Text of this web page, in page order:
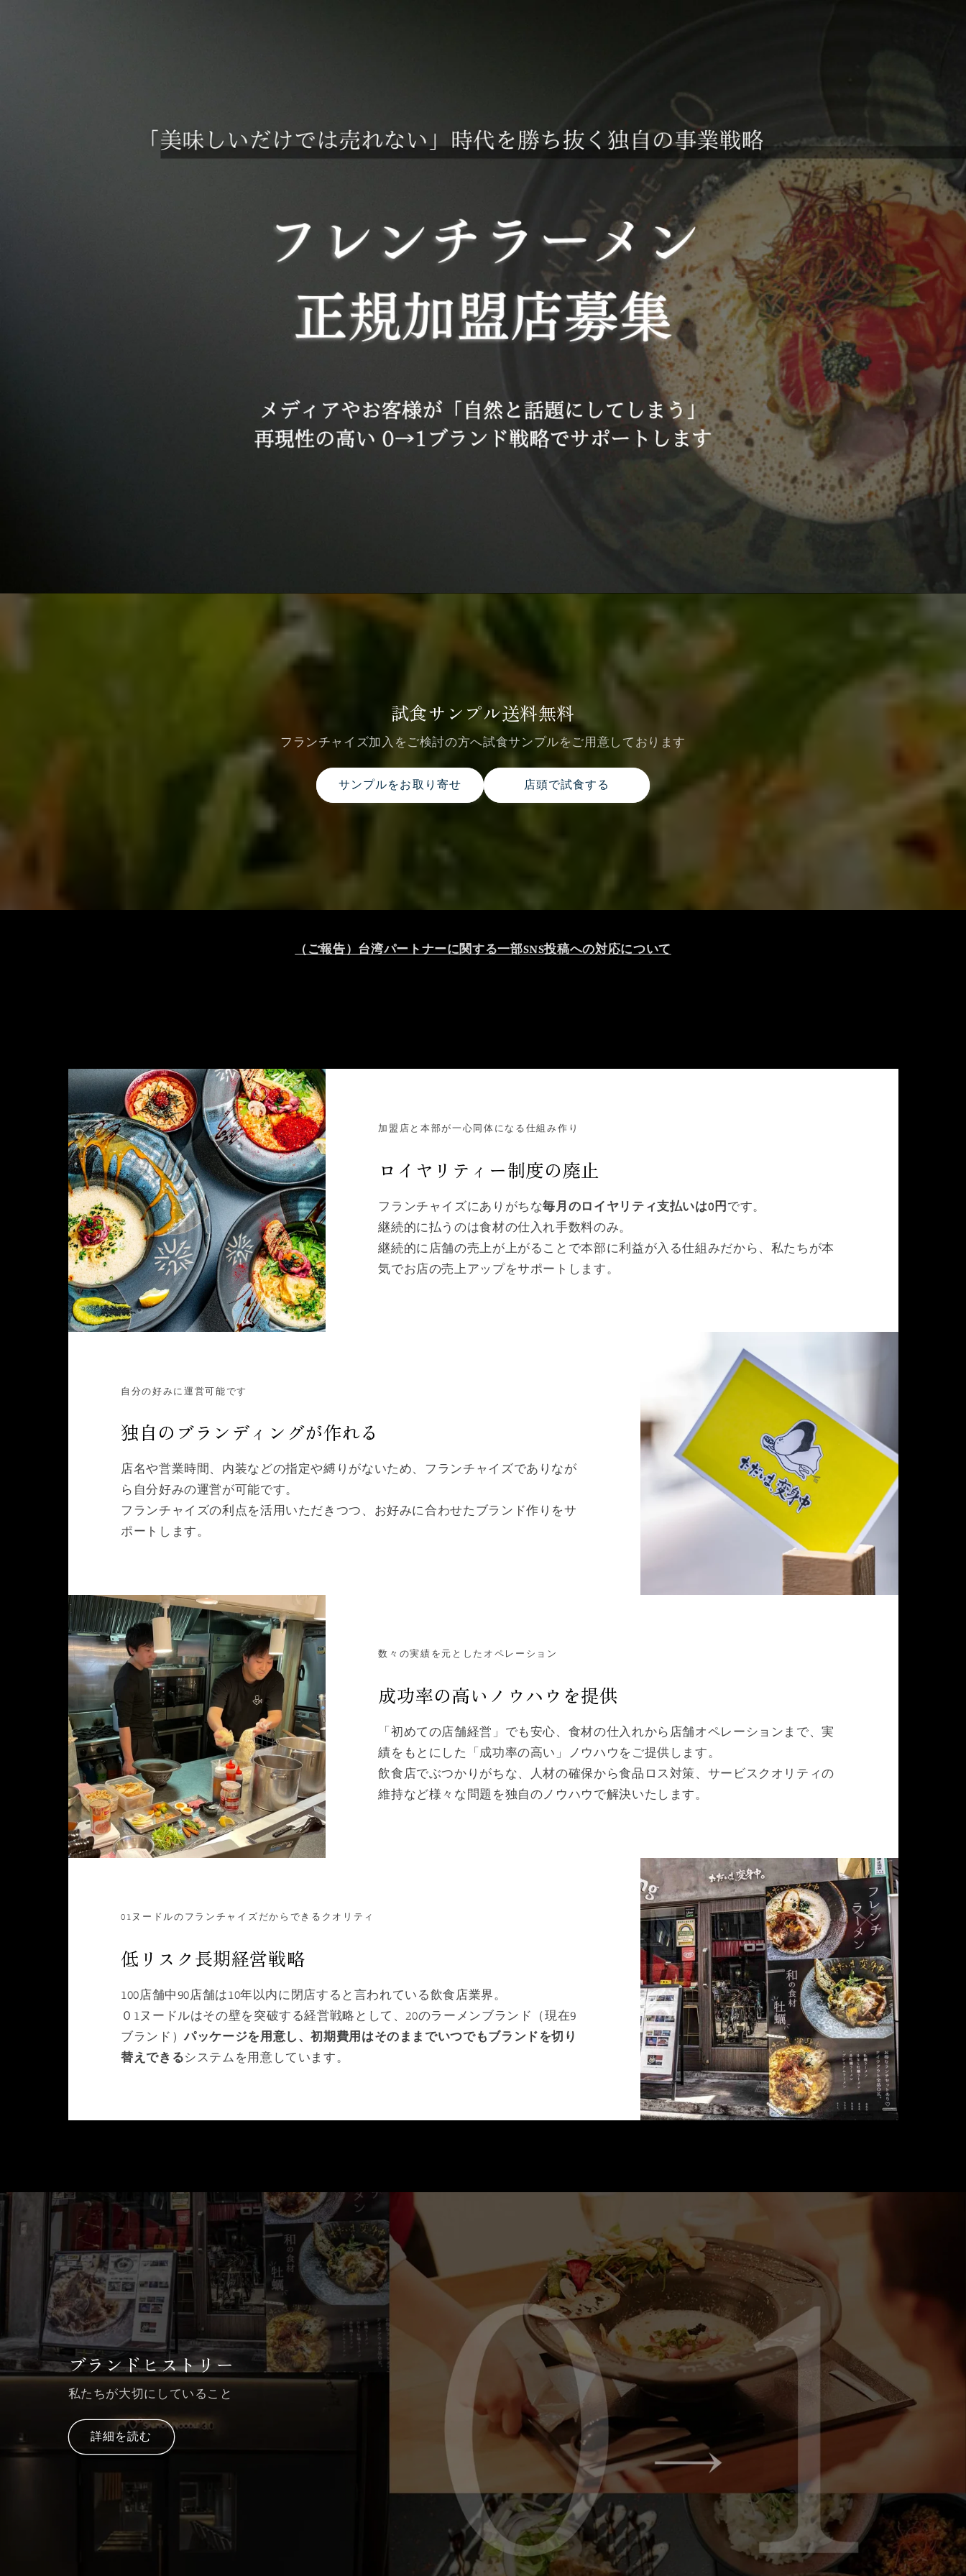
試食サンプル送料無料
フランチャイズ加入をご検討の方へ試食サンプルをご用意しております
サンプルをお取り寄せ 店頭で試食する
（ご報告）台湾パートナーに関する一部SNS投稿への対応について
加盟店と本部が一心同体になる仕組み作り
ロイヤリティー制度の廃止
フランチャイズにありがちな毎月のロイヤリティ支払いは0円です。
継続的に払うのは食材の仕入れ手数料のみ。
継続的に店舗の売上が上がることで本部に利益が入る仕組みだから、私たちが本
気でお店の売上アップをサポートします。
自分の好みに運営可能です
独自のブランディングが作れる
店名や営業時間、内装などの指定や縛りがないため、フランチャイズでありなが
ら自分好みの運営が可能です。
フランチャイズの利点を活用いただきつつ、お好みに合わせたブランド作りをサ
ポートします。
数々の実績を元としたオペレーション
成功率の高いノウハウを提供
「初めての店舗経営」でも安心、食材の仕入れから店舗オペレーションまで、実
績をもとにした「成功率の高い」ノウハウをご提供します。
飲食店でぶつかりがちな、人材の確保から食品ロス対策、サービスクオリティの
維持など様々な問題を独自のノウハウで解決いたします。
01ヌードルのフランチャイズだからできるクオリティ
低リスク長期経営戦略
100店舗中90店舗は10年以内に閉店すると言われている飲食店業界。
０1ヌードルはその壁を突破する経営戦略として、20のラーメンブランド（現在9
ブランド）パッケージを用意し、初期費用はそのままでいつでもブランドを切り
替えできるシステムを用意しています。
ブランドヒストリー
私たちが大切にしていること
詳細を読む